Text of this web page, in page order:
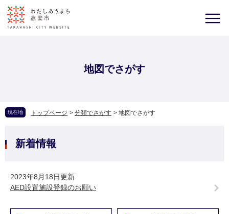
地図でさがす
現在地 トップページ > 分類でさがす > 地図でさがす
新着情報
2023年8月18日更新
AED設置施設登録のお願い